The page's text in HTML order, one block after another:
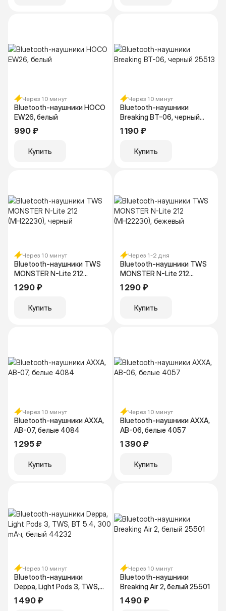
Через 10 минут
Bluetooth-наушники HOCO
EW26, белый
990 ₽
Купить
Через 10 минут
Bluetooth-наушники
Breaking BT-06, черный
25513
1 190 ₽
Купить
Через 10 минут
Bluetooth-наушники TWS
MONSTER N-Lite 212
(MH22230), черный
1 290 ₽
Купить
Через 1-2 дня
Bluetooth-наушники TWS
MONSTER N-Lite 212
(MH22230), бежевый
1 290 ₽
Купить
Через 10 минут
Bluetooth-наушники AXXA,
AB-07, белые 4084
1 295 ₽
Купить
Через 10 минут
Bluetooth-наушники AXXA,
AB-06, белые 4057
1 390 ₽
Купить
Через 10 минут
Bluetooth-наушники
Deppa, Light Pods 3, TWS,
BT 5.4, 300 mAч, белый
44232
1 490 ₽
Через 10 минут
Bluetooth-наушники
Breaking Air 2, белый 25501
1 490 ₽